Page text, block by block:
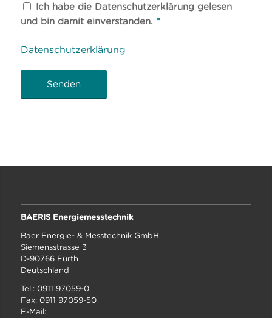
Ich habe die Datenschutzerklärung gelesen
und bin damit einverstanden. *
Datenschutzerklärung
BAERIS Energiemesstechnik
Baer Energie- & Messtechnik GmbH
Siemensstrasse 3
D-90766 Fürth
Deutschland
Tel.: 0911 97059-0
Fax: 0911 97059-50
E-Mail: